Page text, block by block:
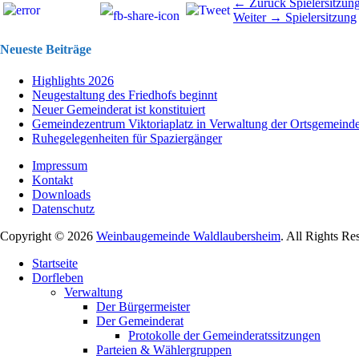
Beitragsnavigation ← Zurück
Beitrag:
Weiter → Nächster
Spielersitzung
Neueste Beiträge
Highlights 2026
Neugestaltung des Friedhofs beginnt
Neuer Gemeinderat ist konstituiert
Gemeindezentrum Viktoriaplatz in Verwaltung der
Ruhegelegenheiten für Spaziergänger
Impressum
Kontakt
Downloads
Datenschutz
Copyright © 2026 Weinbaugemeinde Waldlaubersheim. All Rights
oben
scrollen
Startseite
Dorfleben
Verwaltung
Der Bürgermeister
Der Gemeinderat
Protokolle der Gemeinderatssitzungen
Parteien & Wählergruppen